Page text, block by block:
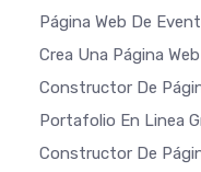
Página Web De
Crea Una Página
Constructor De
Portafolio En Linea
Constructor De